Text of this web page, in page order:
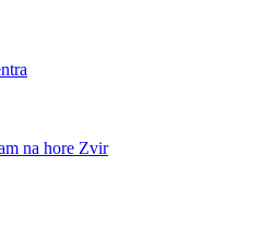
na hore Zvir